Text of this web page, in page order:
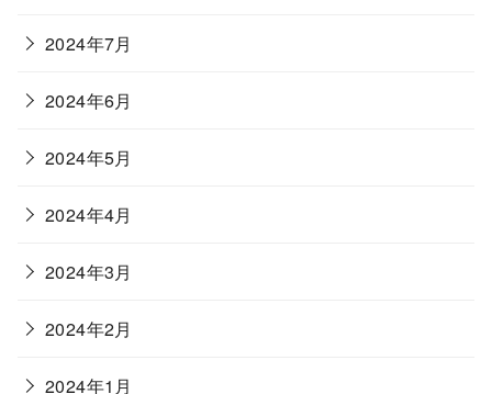
2024年7月
2024年6月
2024年5月
2024年4月
2024年3月
2024年2月
2024年1月